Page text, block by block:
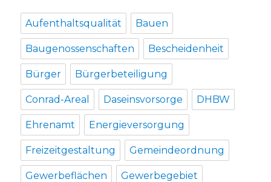
Aufenthaltsqualität Bauen
Baugenossenschaften Bescheidenheit
Bürger Bürgerbeteiligung
Conrad-Areal Daseinsvorsorge DHBW
Ehrenamt Energieversorgung
Freizeitgestaltung Gemeindeordnung
Gewerbeflächen Gewerbegebiet